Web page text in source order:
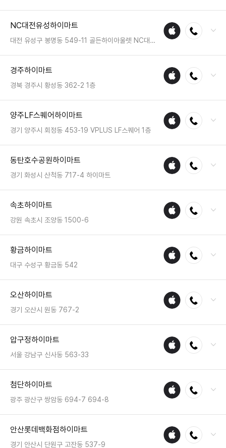
팩스 : 050-2222-1554
영업시간 : 금일 10:30~20:30
NC대전유성하이마트
대전 유성구 봉명동 549-11 골든하이아울렛 NC대전유성백화점 8층
애플
수리
전화연결
팩스 : 05023331543
영업시간 : 금일 10:30~21:00
경주하이마트
경북 경주시 황성동 362-2 1층
애플
수리
전화연결
팩스 : 05023331561
영업시간 : 금일 10:00~20:00
양주LF스퀘어하이마트
경기 양주시 회정동 453-19 VPLUS LF스퀘어 1층
애플
수리
전화연결
팩스 : 050-2333-1348
영업시간 : 금일 10:00~22:00
동탄호수공원하이마트
경기 화성시 산척동 717-4 하이마트
애플
수리
전화연결
팩스 : 05023331544
영업시간 : 금일 10:00~20:00
속초하이마트
강원 속초시 조양동 1500-6
애플
수리
전화연결
팩스 : 050-2222-1145
영업시간 : 금일 10:30~20:30
황금하이마트
대구 수성구 황금동 542
애플
수리
전화연결
팩스 : 050-2222-1666
영업시간 : 금일 10:30~20:30
오산하이마트
경기 오산시 원동 767-2
애플
수리
전화연결
팩스 : 050-2222-1034
영업시간 : 금일 10:30~20:30
압구정하이마트
서울 강남구 신사동 563-33
애플
수리
전화연결
팩스 : 050-2222-0573
영업시간 : 금일 10:30~20:30
첨단하이마트
광주 광산구 쌍암동 694-7 694-8
애플
수리
전화연결
팩스 : 050-2222-1558
영업시간 : 금일 10:30~20:30
안산롯데백화점하이마트
경기 안산시 단원구 고잔동 537-9
애플
수리
전화연결